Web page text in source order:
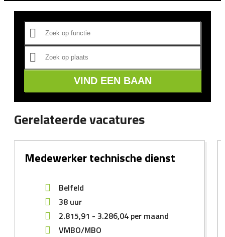
VIND EEN BAAN
Gerelateerde vacatures
Medewerker technische dienst
Belfeld
38 uur
2.815,91 - 3.286,04 per maand
VMBO/MBO